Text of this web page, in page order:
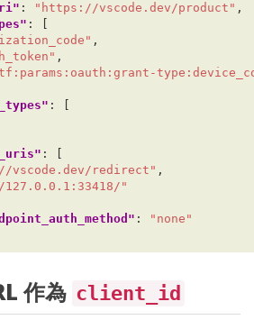
: "https://vscode.dev/product"
vscode.dev/redirect"
"
:
"none"
作為 client_id